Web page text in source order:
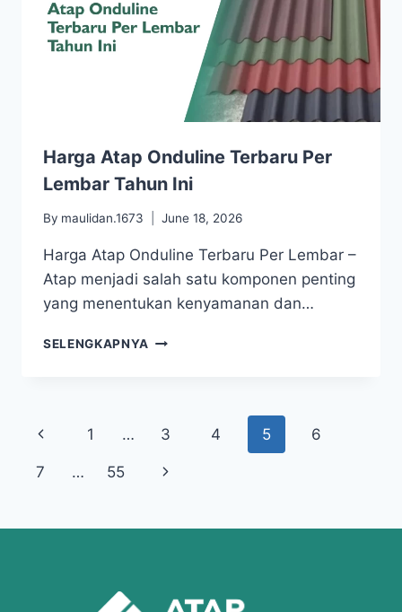
Harga Atap Onduline Terbaru Per
Lembar Tahun Ini
By maulidan.1673 June 18, 2026
Harga Atap Onduline Terbaru Per Lembar –
Atap menjadi salah satu komponen penting
yang menentukan kenyamanan dan…
SELENGKAPNYA
1 … 3 4 5 6
7 … 55